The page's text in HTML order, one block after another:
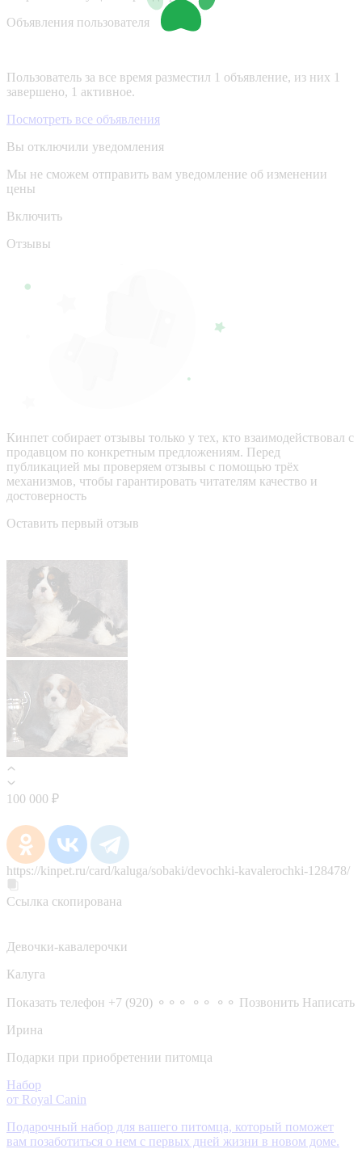
Объявления пользователя
Пользователь за все время разместил 1 объявление, из них 1
завершено, 1 активное.
Посмотреть все объявления
Вы отключили уведомления
Мы не сможем отправить вам уведомление об изменении
цены
Включить
Отзывы
Кинпет собирает отзывы только у тех, кто взаимодействовал с
продавцом по конкретным предложениям. Перед
публикацией мы проверяем отзывы с помощью трёх
механизмов, чтобы гарантировать читателям качество и
достоверность
Оставить первый отзыв
100 000 ₽
https://kinpet.ru/card/kaluga/sobaki/devochki-kavalerochki-128478/
Ссылка скопирована
Девочки-кавалерочки
Калуга
Показать телефон +7 (920) ⚬⚬⚬ ⚬⚬ ⚬⚬ Позвонить Написать
Ирина
Подарки при приобретении питомца
Набор
от Royal Canin
Подарочный набор для вашего питомца, который поможет
вам позаботиться о нем с первых дней жизни в новом доме.